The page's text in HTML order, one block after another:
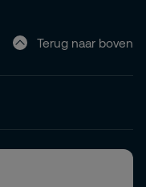
Terug naar boven